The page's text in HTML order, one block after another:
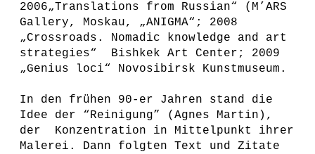
2006„Translations from Russian“ (M’ARS
Gallery, Moskau, „ANIGMA“; 2008
„Crossroads. Nomadic knowledge and art
strategies“ Bishkek Art Center; 2009
„Genius loci“ Novosibirsk Kunstmuseum.
In den frühen 90-er Jahren stand die
Idee der “Reinigung” (Agnes Martin),
der Konzentration in Mittelpunkt ihrer
Malerei. Dann folgten Text und Zitate